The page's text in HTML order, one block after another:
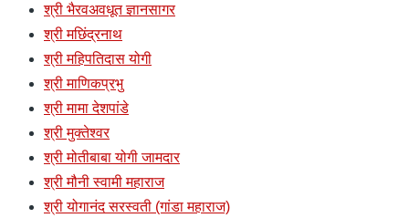
श्री भैरवअवधूत ज्ञानसागर
श्री मछिंद्रनाथ
श्री महिपतिदास योगी
श्री माणिकप्रभु
श्री मामा देशपांडे
श्री मुक्तेश्वर
श्री मोतीबाबा योगी जामदार
श्री मौनी स्वामी महाराज
श्री योगानंद सरस्वती (गांडा महाराज)